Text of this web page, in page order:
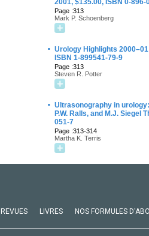
2001, $135.00, ISBN 0-896-
Page :313
Mark P. Schoenberg
· Urology Highlights
ISBN 1-899541-79-9
Page :313
Steven R. Potter
· Ultrasonography in
P.W. Ralls, and M.J. Siegel
051-7
Page :313-314
Martha K. Terris
REVUES LIVRES NOS FORMULES